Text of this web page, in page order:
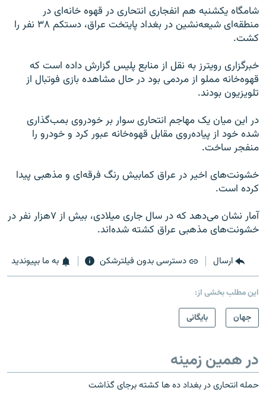
شامگاه یکشنبه هم انفجاری انتحاری در قهوه خانه‌ای در
منطقه‌ای شیعه‌نشین در بغداد پایتخت عراق، دستکم ۳۸ نفر را
کشت.
خبرگزاری رویترز به نقل از منابع پلیس گزارش داده است که
قهوه‌خانه مملو از مردمی بود در حال مشاهده بازی فوتبال از
تلویزیون بودند.
در این میان یک مهاجم انتحاری سوار بر خودروی بمب‌گذاری
شده‌ خود از پیاده‌روی مقابل قهوه‌خانه عبور کرد و خودرو را
منفجر ساخت.
خشونت‌های اخیر در عراق کمابیش رنگ فرقه‌ای و مذهبی پیدا
کرده است.
آمار نشان می‌دهد که در سال جاری میلادی، بیش از ۷هزار نفر در
خشونت‌های مذهبی عراق کشته شده‌اند.
ارسال دسترسی بدون فیلترشکن به ما بپیوندید
این مطلب بخشی از:
جهان
بایگانی
در همین زمینه
حمله انتحاری در بغداد ده ها کشته برجای گذاشت